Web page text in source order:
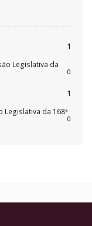
1
Legislativa da
0
1
Legislativa da 168ª
0